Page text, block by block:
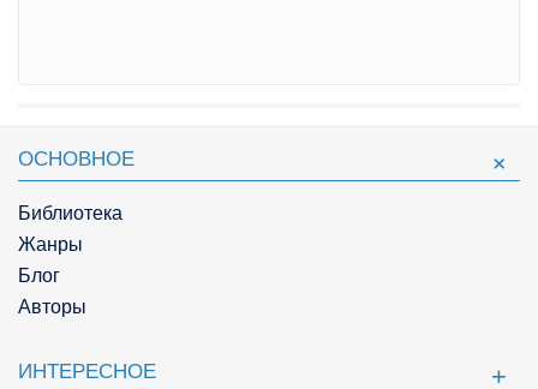
ОСНОВНОЕ
Библиотека
Жанры
Блог
Авторы
ИНТЕРЕСНОЕ